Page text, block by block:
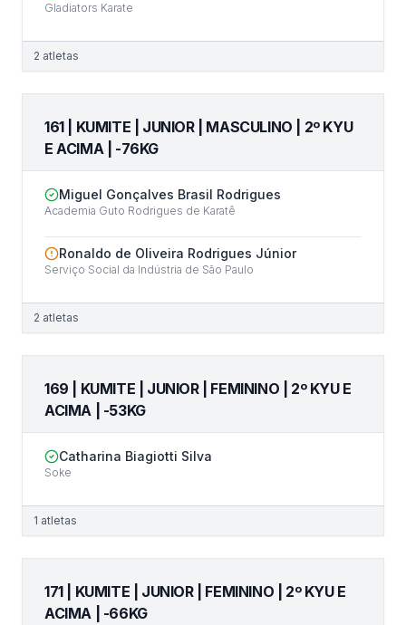
Gladiators Karate
2 atletas
161 | KUMITE | JUNIOR | MASCULINO | 2º KYU
E ACIMA | -76KG
Miguel Gonçalves Brasil Rodrigues
Academia Guto Rodrigues de Karatê
Ronaldo de Oliveira Rodrigues Júnior
Serviço Social da Indústria de São Paulo
2 atletas
169 | KUMITE | JUNIOR | FEMININO | 2º KYU E
ACIMA | -53KG
Catharina Biagiotti Silva
Soke
1 atletas
171 | KUMITE | JUNIOR | FEMININO | 2º KYU E
ACIMA | -66KG